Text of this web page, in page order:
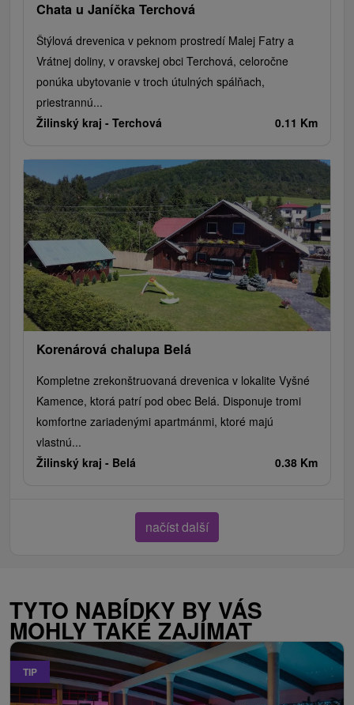
Chata u Janíčka Terchová
Štýlová drevenica v peknom prostredí Malej Fatry a
Vrátnej doliny, v oravskej obci Terchová, celoročne
ponúka ubytovanie v troch útulných spálňach,
priestrannú...
Žilinský kraj - Terchová 0.11 Km
Korenárová chalupa Belá
Kompletne zrekonštruovaná drevenica v lokalite Vyšné
Kamence, ktorá patrí pod obec Belá. Disponuje tromi
komfortne zariadenými apartmánmi, ktoré majú
vlastnú...
Žilinský kraj - Belá 0.38 Km
načíst další
TYTO NABÍDKY BY VÁS
MOHLY TAKÉ ZAJÍMAT
TIP